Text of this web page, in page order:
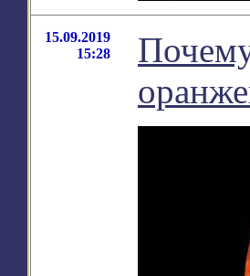
15.09.2019
15:28